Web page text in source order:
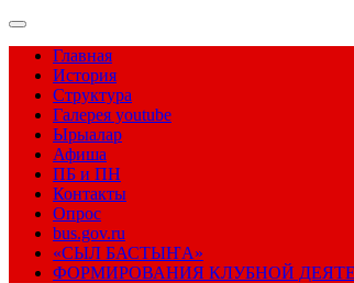
Главная
История
Структура
Галерея youtube
Ырыалар
Афиша
ПБ и ПН
Контакты
Опрос
bus.gov.ru
«СЫЛ БАСТЫҤА»
ФОРМИРОВАНИЯ КЛУБНОЙ